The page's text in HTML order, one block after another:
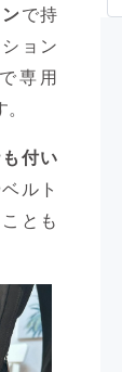
で持
ョン
専用
付い
ルト
とも